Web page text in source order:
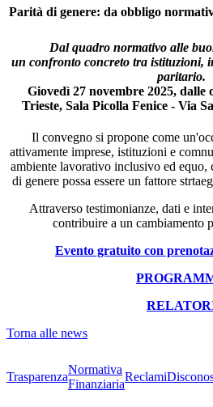
Parità di genere: da obbligo
Dal quadro normativo alle
un confronto concreto tra istituzioni,
paritario.
Giovedì 27 novembre 2025, dalle
Trieste, Sala Picolla Fenice - Via
Il convegno si propone come
attivamente imprese, istituzioni e
ambiente lavorativo inclusivo ed equo,
di genere possa essere un fattore
Attraverso testimonianze, dati e
contribuire a un cambiamento
Evento gratuito con
Torna alle news
Trasparenza
Normativa
Finanziaria
Reclami